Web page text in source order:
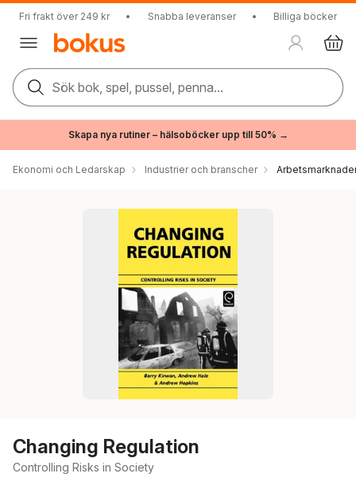
Fri frakt över 249 kr • Snabba leveranser • Billiga böcker
Sök bok, spel, pussel, penna...
Skapa nya rutiner – hälsoböcker upp till 50% →
Ekonomi och Ledarskap Industrier och branscher
Changing Regulation
Controlling Risks in Society